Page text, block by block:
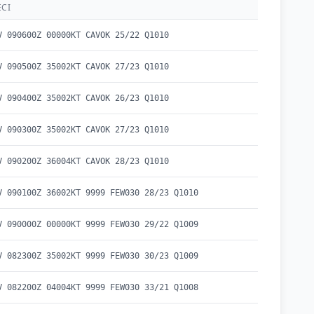
090600Z 00000KT CAVOK 25/22 Q1010
090500Z 35002KT CAVOK 27/23 Q1010
090400Z 35002KT CAVOK 26/23 Q1010
090300Z 35002KT CAVOK 27/23 Q1010
090200Z 36004KT CAVOK 28/23 Q1010
090100Z 36002KT 9999 FEW030 28/23 Q1010
090000Z 00000KT 9999 FEW030 29/22 Q1009
082300Z 35002KT 9999 FEW030 30/23 Q1009
082200Z 04004KT 9999 FEW030 33/21 Q1008